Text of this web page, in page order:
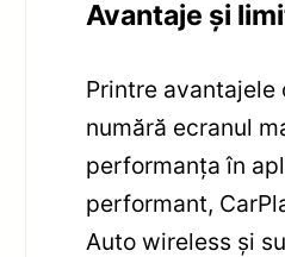
Avantaje și
Printre avantajele
numără ecranul
performanța în
performant,
Auto wireless și